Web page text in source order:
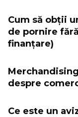
Cum să obții
de pornire
finanțare)
despre
Ce este un